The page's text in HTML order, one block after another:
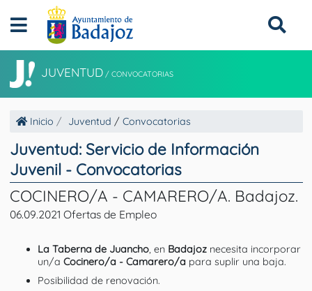
JUVENTUD / CONVOCATORIAS
Inicio Juventud / Convocatorias
Juventud: Servicio de Información
Juvenil - Convocatorias
COCINERO/A - CAMARERO/A. Badajoz.
06.09.2021 Ofertas de Empleo
La Taberna de Juancho, enBadajoznecesita incorporar
un/a Cocinero/a - Camarero/apara suplir una baja.
​Posibilidad de renovación.